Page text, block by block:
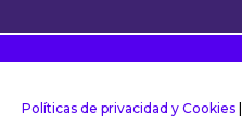
Políticas de privacidad y Cookies|